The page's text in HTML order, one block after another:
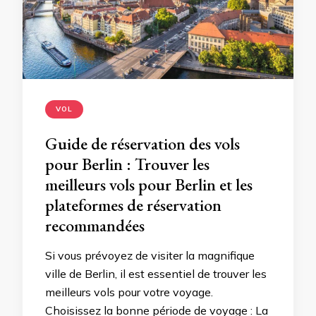
VOL
Guide de réservation des vols
pour Berlin : Trouver les
meilleurs vols pour Berlin et les
plateformes de réservation
recommandées
Si vous prévoyez de visiter la magnifique
ville de Berlin, il est essentiel de trouver les
meilleurs vols pour votre voyage.
Choisissez la bonne période de voyage : La